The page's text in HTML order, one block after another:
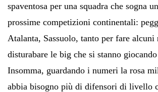
spaventosa per una squadra che sogna
prossime competizioni continentali:
Atalanta, Sassuolo, tanto per fare alcuni
disturabare le big che si stanno
Insomma, guardando i numeri la rosa
abbia bisogno più di difensori di livello